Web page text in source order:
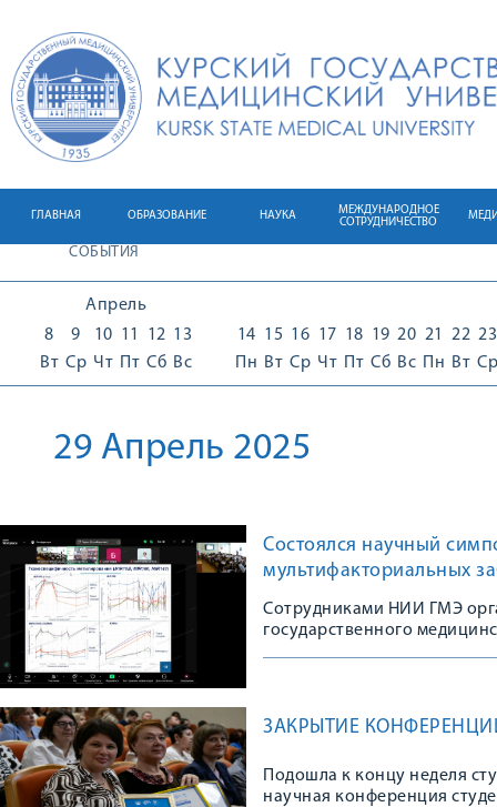
ГЛАВНАЯ ОБРАЗОВАНИЕ НАУКА
МЕЖДУНАРОДНОЕ
СОТРУДНИЧЕСТВО
СОБЫТИЯ
Апрель
8
Вт
9
Ср
10
Чт
11
Пт
12
Сб
13
Вс
14
Пн
15
Вт
16
Ср
17
Чт
18
Пт
19
Сб
20
Вс
21
Пн
22
Вт
23
Ср
29 Апрель 2025
Состоялся научный
мультифакториальных
Сотрудниками НИИ ГМЭ
государственного
ЗАКРЫТИЕ
Подошла к концу неделя
научная конференция